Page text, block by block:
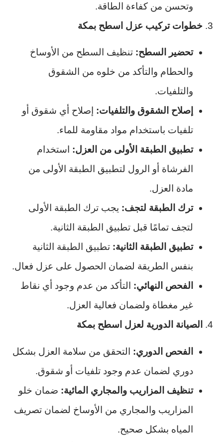
وتحسن من كفاءة الطاقة.
3. خطوات تركيب عزل اسطح بمكة
تحضير السطح: تنظيف السطح من الأوساخ
والحطام والتأكد من خلوه من الشقوق
والتلفيات.
إصلاح الشقوق والتلفيات: إصلاح أي شقوق أو
تلفيات باستخدام مواد مقاومة للماء.
تطبيق الطبقة الأولى من العزل: استخدام
الفرشاة أو الرول لتطبيق الطبقة الأولى من
مادة العزل.
ترك الطبقة لتجف: يجب ترك الطبقة الأولى
لتجف تمامًا قبل تطبيق الطبقة الثانية.
تطبيق الطبقة الثانية: تطبيق الطبقة الثانية
بنفس الطريقة لضمان الحصول على عزل فعال.
الفحص النهائي: التأكد من عدم وجود أي نقاط
غير مغطاة ولضمان فعالية العزل.
4.
الصيانة الدورية لعزل اسطح بمكة
الفحص الدوري: التحقق من سلامة العزل بشكل
دوري لضمان عدم وجود تلفيات أو شقوق.
تنظيف المزاريب والمجاري المائية: ضمان خلو
المزاريب والمجاري من الأوساخ لضمان تصريف
المياه بشكل صحيح.